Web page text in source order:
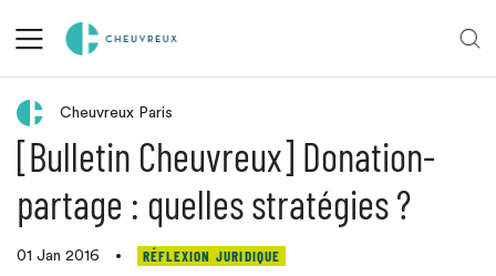
Retour aux actualités
Cheuvreux Paris
[Bulletin Cheuvreux] Donation-
partage : quelles stratégies ?
01 Jan 2016 • RÉFLEXION JURIDIQUE